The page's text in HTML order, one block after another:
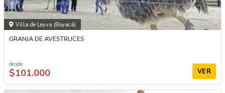
Villa de Leyva (Boyacá)
GRANJA DE AVESTRUCES
desde
$101.000 VER